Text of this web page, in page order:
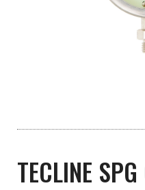
TECLINE